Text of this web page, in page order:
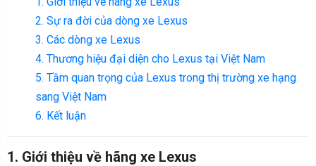
2. Sự ra đời của dòng xe Lexus
3. Các dòng xe Lexus
4. Thương hiệu đại diện cho Lexus tại Việt Nam
5. Tầm quan trọng của Lexus trong thị trường xe hạng
sang Việt Nam
6. Kết luận
1. Giới thiệu về hãng xe Lexus